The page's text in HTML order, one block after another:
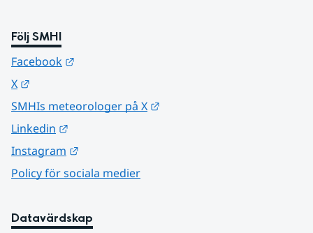
Följ SMHI
Facebook
X
SMHIs meteorologer på X
Linkedin
Instagram
Policy för sociala medier
Datavärdskap